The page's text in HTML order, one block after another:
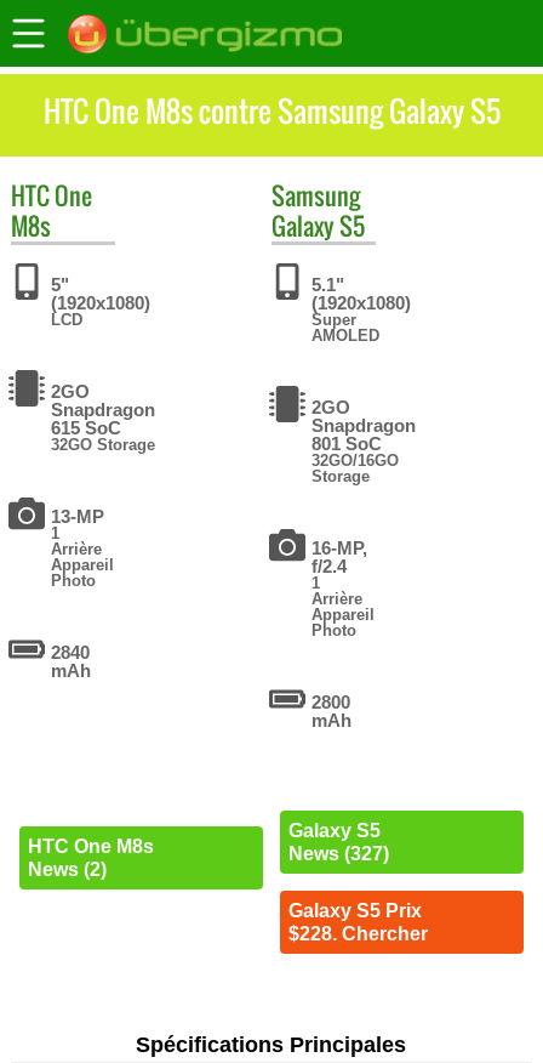
HTC One M8s contre Samsung Galaxy S5
HTCOne
M8s
5"
(1920x1080)
LCD
2GO
Snapdragon
615 SoC
32GO Storage
13-MP
1
Arrière
Appareil
Photo
2840
mAh
HTC One M8s
News (2)
Samsung
Galaxy S5
5.1"
(1920x1080)
Super
AMOLED
2GO
Snapdragon
801 SoC
32GO/16GO
Storage
16-MP,
f/2.4
1
Arrière
Appareil
Photo
2800
mAh
Galaxy S5
News (327)
Galaxy S5 Prix
$228. Chercher
Spécifications Principales